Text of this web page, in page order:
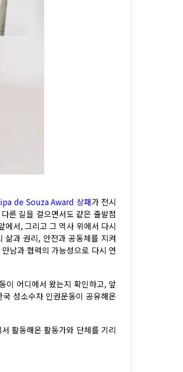
de Souza Award 상패가 전시
른 길을 걸으면서도 같은 출발점
에서, 그리고 그 역사 위에서 다시
삶과 권리, 안전과 공동체를 지켜
남과 협력의 가능성으로 다시 연
이 어디에서 왔는지 확인하고, 앞
성소수자 인권운동이 공유해온
활동해온 활동가와 단체를 기리